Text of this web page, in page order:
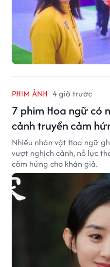
PHIM ẢNH 4 giờ trước
7 phim Hoa ngữ có
cảnh truyền cảm
Nhiều nhân vật Hoa ngữ
vượt nghịch cảnh, nỗ lực
cảm hứng cho khán giả.